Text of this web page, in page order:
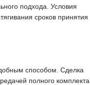
подхода. Условия
сроков принятия
способом. Сделка
полного комплекта